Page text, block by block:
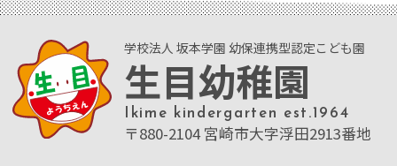
学校法人 坂本学園 幼保連携型認定こども園
生目幼稚園
Ikime kindergarten est.1964
〒880-2104 宮崎市大字浮田2913番地